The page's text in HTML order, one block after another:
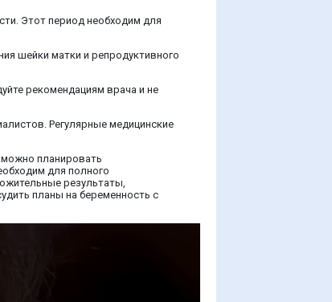
Этот период необходим для
шейки матки и репродуктивного
рекомендациям врача и не
Регулярные медицинские
планировать
для полного
результаты,
планы на беременность с